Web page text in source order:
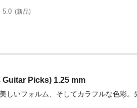
5.0 新品
Guitar Picks) 1.25 mm
しいフォルム、そしてカラフルな色彩